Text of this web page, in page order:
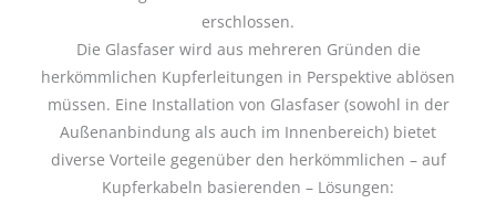
erschlossen.
Die Glasfaser wird aus mehreren Gründen die
herkömmlichen Kupferleitungen in Perspektive ablösen
müssen. Eine Installation von Glasfaser (sowohl in der
Außenanbindung als auch im Innenbereich) bietet
diverse Vorteile gegenüber den herkömmlichen – auf
Kupferkabeln basierenden – Lösungen: